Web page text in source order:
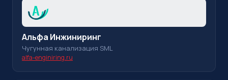
Альфа Инжиниринг
Чугунная канализация SML
alfa-enginiring.ru